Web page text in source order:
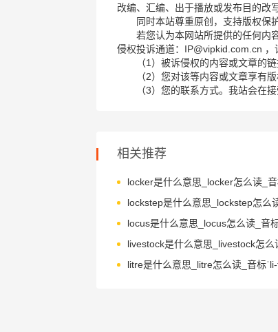
改编、汇编、出于播放或发布目的改
同时本站尊重原创，支持版权保
若您认为本网站所提供的任何内
侵权投诉通道：IP@vipkid.com.cn ，
（1）被诉侵权的内容或文章的链
（2）您对该等内容或文章享有版
（3）您的联系方式。我站会在
相关推荐
locker是什么意思_locker怎么读_
locus是什么意思_locus怎么读_音
litre是什么意思_litre怎么读_音标